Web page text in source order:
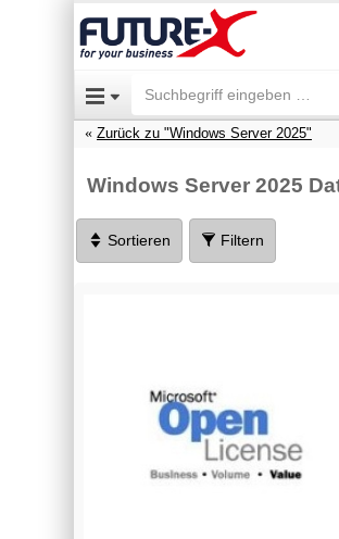
Zurück zu "Windows Server 2025"
Windows Server 2025
Sortieren Filtern